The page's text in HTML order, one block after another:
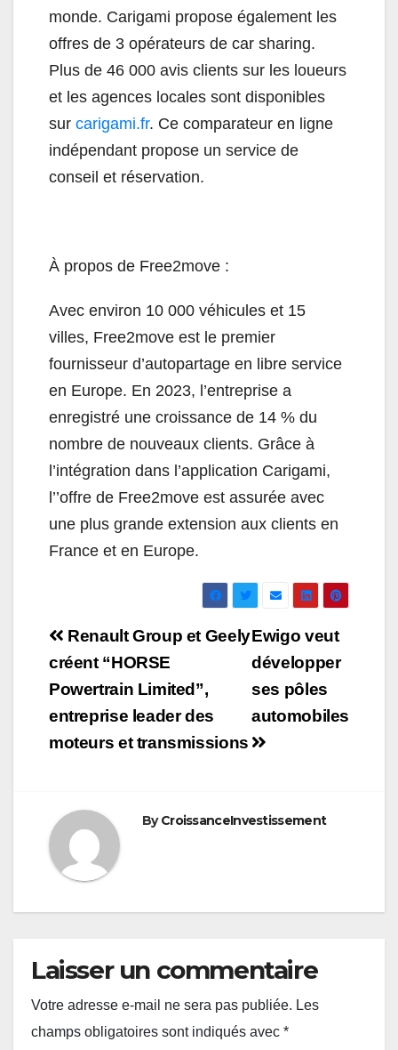
monde. Carigami propose également les
offres de 3 opérateurs de car sharing.
Plus de 46 000 avis clients sur les loueurs
et les agences locales sont disponibles
sur carigami.fr. Ce comparateur en ligne
indépendant propose un service de
conseil et réservation.
À propos de Free2move :
Avec environ 10 000 véhicules et 15
villes, Free2move est le premier
fournisseur d’autopartage en libre service
en Europe. En 2023, l’entreprise a
enregistré une croissance de 14 % du
nombre de nouveaux clients. Grâce à
l’intégration dans l’application Carigami,
l’’offre de Free2move est assurée avec
une plus grande extension aux clients en
France et en Europe.
Navigation
de
l’article
Ewigo veut
développer
ses pôles
automobiles
Renault Group et Geely
créent “HORSE
Powertrain Limited”,
entreprise leader des
moteurs et transmissions
ByCroissanceInvestissement
Laisser un commentaire
Votre adresse e-mail ne sera pas publiée. Les
champs obligatoires sont indiqués avec *